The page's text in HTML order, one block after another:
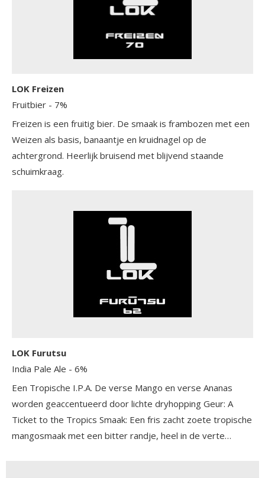
LOK Freizen
Fruitbier - 7%
Freizen is een fruitig bier. De smaak is frambozen met een
Weizen als basis, banaantje en kruidnagel op de
achtergrond. Heerlijk bruisend met blijvend staande
schuimkraag.
LOK Furutsu
India Pale Ale - 6%
Een Tropische I.P.A. De verse Mango en verse Ananas
worden geaccentueerd door lichte dryhopping Geur: A
Ticket to the Tropics Smaak: Een fris zacht zoete tropische
mangosmaak met een bitter randje, heel in de verte